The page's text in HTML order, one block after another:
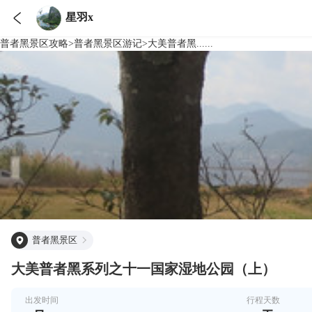
 星羽x
普者黑景区攻略>普者黑景区游记>大美普者黑......
普者黑景区
大美普者黑系列之十一国家湿地公园（上）
出发时间 行程天数